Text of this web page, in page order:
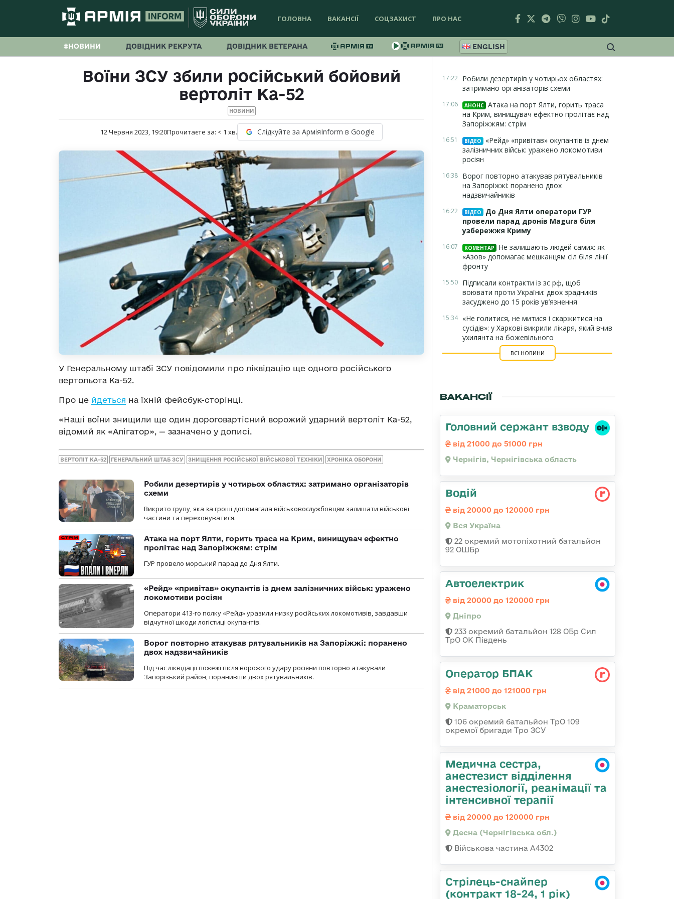
ГОЛОВНА ВАКАНСІЇ СОЦЗАХИСТ ПРО НАС
#НОВИНИ ДОВІДНИК РЕКРУТА ДОВІДНИК ВЕТЕРАНА ENGLISH
Воїни ЗСУ збили російський бойовий
вертоліт Ка-52
НОВИНИ
12 Червня 2023, 19:20Прочитаєте за: < 1 хв. Слідкуйте за АрміяInform в Google
У Генеральному штабі ЗСУ повідомили про ліквідацію ще одного російського
вертольота Ка-52.
Про це йдеться на їхній фейсбук-сторінці.
«Наші воїни знищили ще один дороговартісний ворожий ударний вертоліт Ка-52,
відомий як «Алігатор», — зазначено у дописі.
ВЕРТОЛІТ КА-52 ГЕНЕРАЛЬНИЙ ШТАБ ЗСУ ЗНИЩЕННЯ РОСІЙСЬКОЇ ВІЙСЬКОВОЇ ТЕХНІКИ ХРОНІКА ОБОРОНИ
Робили дезертирів у чотирьох областях: затримано організаторів
схеми
Викрито групу, яка за гроші допомагала військовослужбовцям залишати військові
частини та переховуватися.
Атака на порт Ялти, горить траса на Крим, винищувач ефектно
пролітає над Запоріжжям: стрім
ГУР провело морський парад до Дня Ялти.
«Рейд» «привітав» окупантів із днем залізничних військ: уражено
локомотиви росіян
Оператори 413-го полку «Рейд» уразили низку російських локомотивів, завдавши
відчутної шкоди логістиці окупантів.
Ворог повторно атакував рятувальників на Запоріжжі: поранено
двох надзвичайників
Під час ліквідації пожежі після ворожого удару росіяни повторно атакували
Запорізький район, поранивши двох рятувальників.
17:22 Робили дезертирів у чотирьох областях:
затримано організаторів схеми
17:06 АНОНС Атака на порт Ялти, горить траса
на Крим, винищувач ефектно пролітає над
Запоріжжям: стрім
16:51 ВІДЕО
«Рейд» «привітав» окупантів із днем
залізничних військ: уражено локомотиви
росіян
16:38 Ворог повторно атакував рятувальників
на Запоріжжі: поранено двох
надзвичайників
16:22 ВІДЕО
До Дня Ялти оператори ГУР
провели парад дронів Magura біля
узбережжя Криму
16:07 КОМЕНТАР
Не залишають людей самих: як
«Азов» допомагає мешканцям сіл біля лінії
фронту
15:50 Підписали контракти із зс рф, щоб
воювати проти України: двох зрадників
засуджено до 15 років ув’язнення
15:34 «Не голитися, не митися і скаржитися на
сусідів»: у Харкові викрили лікаря, який вчив
ухилянта на божевільного
ВСІ НОВИНИ
ВАКАНСІЇ
Головний сержант взводу
від 21000 до 51000 грн
Чернігів, Чернігівська область
Водій
від 20000 до 120000 грн
Вся Україна
22 окремий мотопіхотний батальйон
92 ОШБр
Автоелектрик
від 20000 до 120000 грн
Дніпро
233 окремий батальйон 128 ОБр Сил
ТрО ОК Південь
Оператор БПАК
від 21000 до 121000 грн
Краматорськ
106 окремий батальйон ТрО 109
окремої бригади Тро ЗСУ
Медична сестра,
анестезист відділення
анестезіології, реанімації та
інтенсивної терапії
від 20000 до 120000 грн
Десна (Чернігівська обл.)
Військова частина А4302
Стрілець-снайпер
(контракт 18-24, 1 рік)